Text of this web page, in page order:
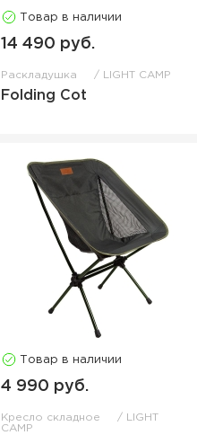
Товар в наличии
14 490 руб.
Раскладушка LIGHT CAMP
Folding Cot
Товар в наличии
4 990 руб.
Кресло складное
LIGHT
CAMP